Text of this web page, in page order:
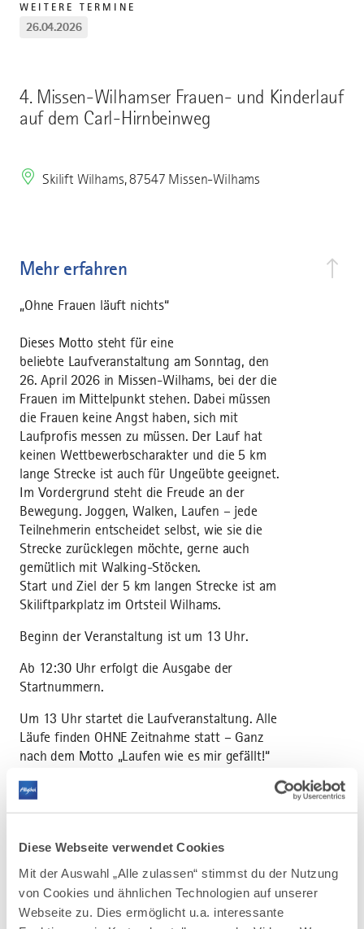
Diese Webseite verwendet Cookies
Mit der Auswahl „Alle zulassen“ stimmst du der Nutzung
von Cookies und ähnlichen Technologien auf unserer
Webseite zu. Dies ermöglicht u.a. interessante
4. Missen-Wilhamser Frauen- und Kinderlauf
auf dem Carl-Hirnbeinweg
Skilift Wilhams, 87547 Missen-Wilhams
Mehr erfahren
„Ohne Frauen läuft nichts“
Dieses Motto steht für eine
beliebte Laufveranstaltung am Sonntag, den
26. April 2026 in Missen-Wilhams, bei der die
Frauen im Mittelpunkt stehen. Dabei müssen
die Frauen keine Angst haben, sich mit
Laufprofis messen zu müssen. Der Lauf hat
keinen Wettbewerbscharakter und die 5 km
lange Strecke ist auch für Ungeübte geeignet.
Im Vordergrund steht die Freude an der
Bewegung. Joggen, Walken, Laufen – jede
Teilnehmerin entscheidet selbst, wie sie die
Strecke zurücklegen möchte, gerne auch
gemütlich mit Walking-Stöcken.
Start und Ziel der 5 km langen Strecke ist am
Skiliftparkplatz im Ortsteil Wilhams.
Beginn der Veranstaltung ist um 13 Uhr.
Ab 12:30 Uhr erfolgt die Ausgabe der
Startnummern.
Um 13 Uhr startet die Laufveranstaltung. Alle
Läufe finden OHNE Zeitnahme statt – Ganz
nach dem Motto „Laufen wie es mir gefällt!“
Schäffler Bräu und Allgäuer Alpenwasser
noch Kinderläufe auf verkürzten
Streckenabschnitten. Kindergartenkinder: 350
m / Schüler ab 1. Klasse: 700 m.
WEITERE TERMINE
26.04.2026